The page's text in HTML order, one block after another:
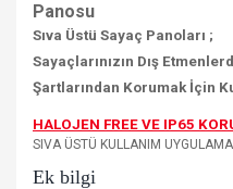
Panosu
Sıva Üstü Sayaç Panoları ;
Sayaçlarınızın Dış
Şartlarından Korumak İçin
HALOJEN FREE VE IP65
SIVA ÜSTÜ KULLANIM
Ek bilgi